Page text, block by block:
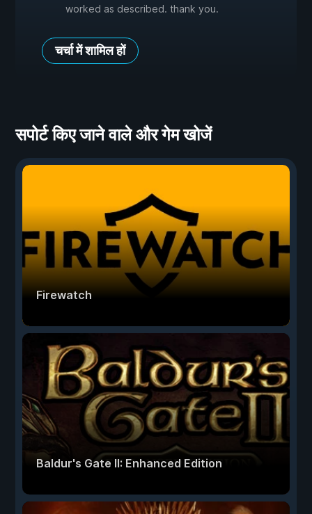
worked as described. thank you.
चर्चा में शामिल हों
सपोर्ट किए जाने वाले और गेम खोजें
Firewatch
Baldur's Gate II: Enhanced Edition